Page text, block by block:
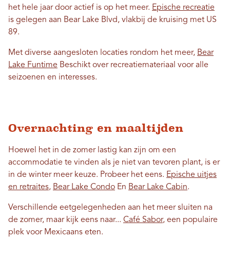
het hele jaar door actief is op het meer. Epische recreatie
is gelegen aan Bear Lake Blvd, vlakbij de kruising met US
89.
Met diverse aangesloten locaties rondom het meer, Bear
Lake Funtime Beschikt over recreatiemateriaal voor alle
seizoenen en interesses.
Overnachting en maaltijden
Hoewel het in de zomer lastig kan zijn om een ​​
accommodatie te vinden als je niet van tevoren plant, is er
in de winter meer keuze. Probeer het eens. Epische uitjes
en retraites, Bear Lake Condo En Bear Lake Cabin.
Verschillende eetgelegenheden aan het meer sluiten na
de zomer, maar kijk eens naar... Café Sabor, een populaire
plek voor Mexicaans eten.